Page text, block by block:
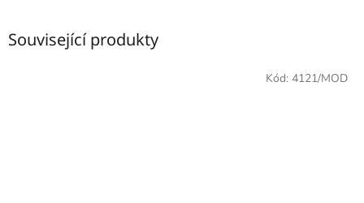
Související produkty
Kód: 4121/MOD